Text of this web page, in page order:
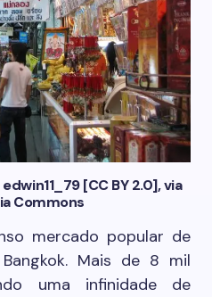
[CC BY 2.0], via
Commons
mercado popular de
Mais de 8 mil
uma infinidade de